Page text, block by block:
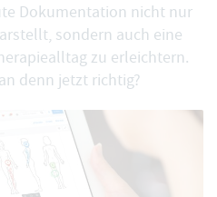
Dokumentation nicht nur
sondern auch eine
zu erleichtern.
denn jetzt richtig?